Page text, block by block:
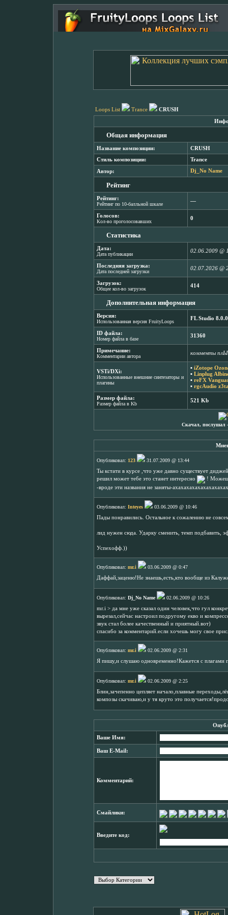
Loops List Trance CRUSH
Общая информация
Название композиции: CRUSH
Стиль композиции: Trance
Автор: Dj_No Name
Рейтинг
Рейтинг:
Рейтинг по 10-балльной шкале
―
Голосов:
Кол-во проголосовавших
0
Статистика
Дата:
Дата публикации
02.06.2009 @
Последняя загрузка:
Дата последней загрузки
02.07.2026 @
Загрузок:
Общее кол-во загрузок
414
Дополнительная информация
Версия:
Использованная версия FruityLoops
FL Studio 8.0.0
ID файла:
Номер файла в базе
31360
Примечание:
Комментарии автора
комменты
VSTi/DXi:
Использованные внешние синтезаторы и
плагины
▪ iZotope
▪ Linplug
▪ reFX
▪ rgcAudio
Размер файла:
Размер файла в Kb
521 Kb
Скачал, послушал
Опубликовал: 123
31.07.2009 @ 13:44
Ты кстати в курсе ,что уже давно существует
решил может тебе это станет интересно
!
-вроде эти названия не заняты-
Опубликовал: Inteyes
03.06.2009 @ 10:46
Пады понравились. Остальное к сожалению не
лид нужен сюда. Ударку сменить, темп подбавить,
Успехофф.))
Опубликовал: mr.i
03.06.2009 @ 0:47
Даффай,заценю!Не знаешь,есть,кто вообще из
Опубликовал: Dj_No Name
02.06.2009 @ 10:26
mr.i > да мне уже сказал один человек,что гул
вырезал,сейчас настроил подругому екво и
звук стал более качественный и приятный.вот)
спасибо за комментарий.если хочешь могу свое
Опубликовал: mr.i
02.06.2009 @ 2:31
Я пишу,и слушаю одновременно!Кажется с
Опубликовал: mr.i
02.06.2009 @ 2:25
Блин,зачепенно цепляет начало,плавные
композы скачиваю,и у тя круто это
Ваше Имя:
Ваш E-Mail:
Комментарий:
Смайлики:
Введите код: